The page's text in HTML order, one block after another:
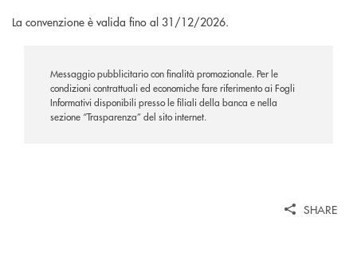
La convenzione è valida fino al 31/12/2026.
Messaggio pubblicitario con finalità promozionale. Per le
condizioni contrattuali ed economiche fare riferimento ai Fogli
Informativi disponibili presso le filiali della banca e nella
sezione “Trasparenza” del sito internet.
SHARE